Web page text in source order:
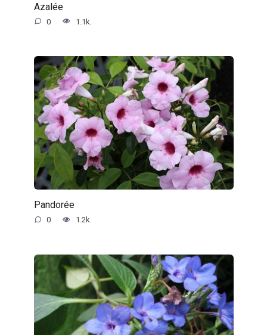
Azalée
0 1.1k.
Pandorée
0 1.2k.